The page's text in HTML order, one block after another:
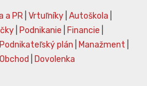
a PR Vrtuľníky Autoškola
Podnikanie Financie
Podnikateľský plán Manažment
Obchod Dovolenka